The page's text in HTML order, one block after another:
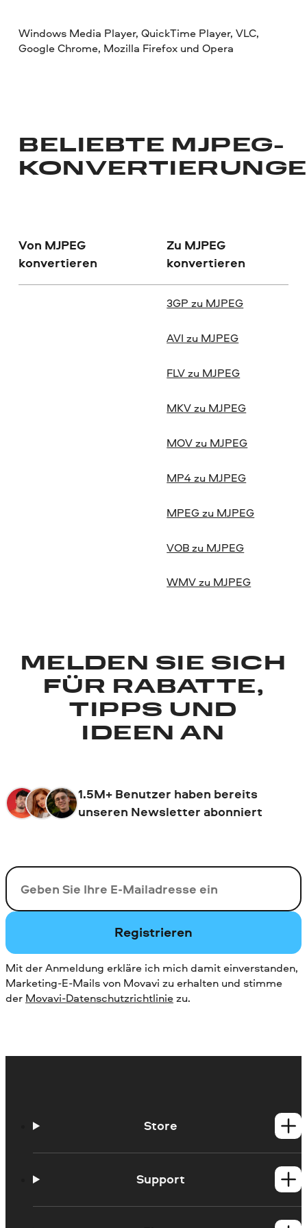
Windows Media Player, QuickTime Player, VLC,
Google Chrome, Mozilla Firefox und Opera
BELIEBTE MJPEG-
Von MJPEG
konvertieren
Zu MJPEG
konvertieren
3GP zu MJPEG
AVI zu MJPEG
FLV zu MJPEG
MKV zu MJPEG
MOV zu MJPEG
MP4 zu MJPEG
MPEG zu MJPEG
VOB zu MJPEG
WMV zu MJPEG
MELDEN SIE SICH
FÜR RABATTE,
TIPPS UND
IDEEN AN
1.5M+ Benutzer haben bereits
unseren Newsletter abonniert
Ihre E-Mail-Addresse
Registrieren
Mit der Anmeldung erkläre ich mich damit einverstanden,
Marketing-E-Mails von Movavi zu erhalten und stimme
der Movavi-Datenschutzrichtliniezu.
Store
Mac-Produkte
Support